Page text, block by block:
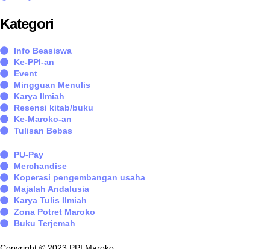
Kategori
Info Beasiswa
Ke-PPI-an
Event
Mingguan Menulis
Karya Ilmiah
Resensi kitab/buku
Ke-Maroko-an
Tulisan Bebas
PU-Pay
Merchandise
Koperasi pengembangan usaha
Majalah Andalusia
Karya Tulis Ilmiah
Zona Potret Maroko
Buku Terjemah